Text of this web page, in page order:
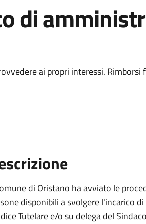
di
ai propri interessi.
di Oristano ha avviato le
disponibili a svolgere l'incarico
Tutelare e/o su delega del